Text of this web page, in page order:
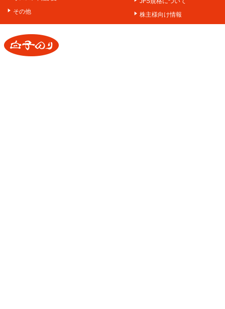
その他
株主様向け情報